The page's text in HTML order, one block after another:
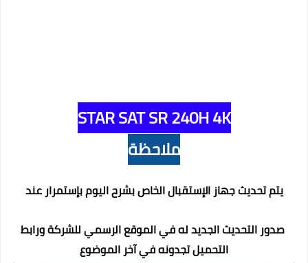
STAR SAT SR 240H 4K
ملاحظة
يتم تحديث جهاز الإستقبال الخاص بشرح اليوم بإستمرار عند
صدور التحديث الجديد له في الموقع الرسمي للشركة ورابط
التحميل تجدونه في آخر الموضوع